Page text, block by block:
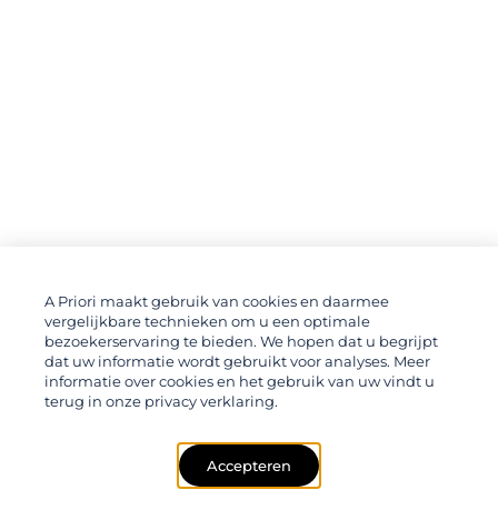
A Priori maakt gebruik van cookies en daarmee
vergelijkbare technieken om u een optimale
bezoekerservaring te bieden. We hopen dat u begrijpt
dat uw informatie wordt gebruikt voor analyses. Meer
informatie over cookies en het gebruik van uw vindt u
terug in onze privacy verklaring.
Accepteren